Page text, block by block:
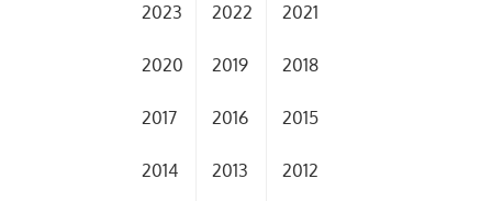
2023 2022 2021
2020 2019 2018
2017 2016 2015
2014 2013 2012